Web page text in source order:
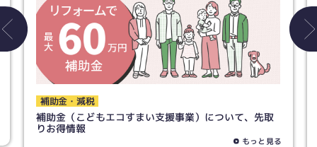
補助金・減税
補助金（こどもエコすまい支援事業）について、先取
りお得情報
もっと見る